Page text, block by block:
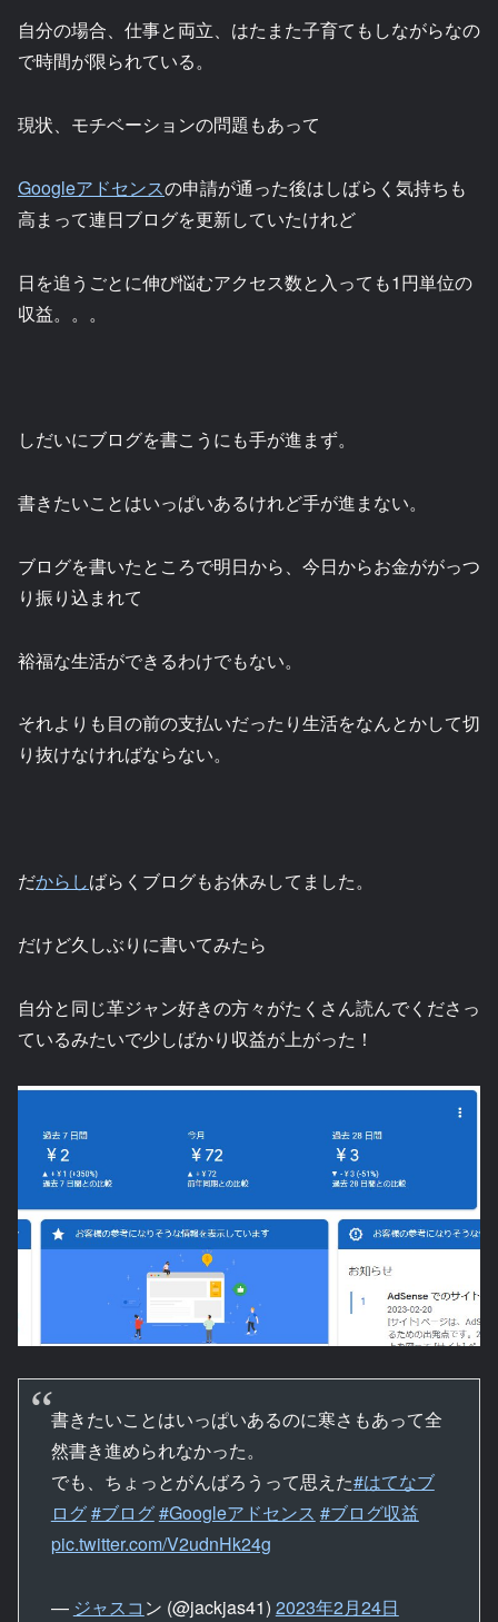
自分の場合、仕事と両立、はたまた子育てもしながらなの
で時間が限られている。
現状、モチベーションの問題もあって
Googleアドセンスの申請が通った後はしばらく気持ちも
高まって連日ブログを更新していたけれど
日を追うごとに伸び悩むアクセス数と入っても1円単位の
収益。。。
しだいにブログを書こうにも手が進まず。
書きたいことはいっぱいあるけれど手が進まない。
ブログを書いたところで明日から、今日からお金ががっつ
り振り込まれて
裕福な生活ができるわけでもない。
それよりも目の前の支払いだったり生活をなんとかして切
り抜けなければならない。
だからしばらくブログもお休みしてました。
だけど久しぶりに書いてみたら
自分と同じ革ジャン好きの方々がたくさん読んでくださっ
ているみたいで少しばかり収益が上がった！
書きたいことはいっぱいあるのに寒さもあって全
然書き進められなかった。
でも、ちょっとがんばろうって思えた#はてなブ
ログ#ブログ#Googleアドセンス #ブログ収益
pic.twitter.com/V2udnHk24g
— ジャスコ ン (@jackjas41) 2023年2月24日